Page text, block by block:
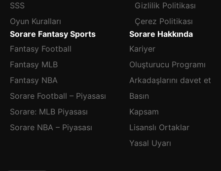
SSS
Oyun Kuralları
Gizlilik Politikası
Çerez Politikası
Sorare Fantasy Sports
Fantasy Football
Fantasy MLB
Fantasy NBA
Sorare Football – Piyasası
Sorare: MLB Piyasası
Sorare NBA – Piyasası
Sorare Hakkında
Kariyer
Oluşturucu Programı
Arkadaşlarını davet et
Basın
Kapsam
Lisanslı Ortaklar
Yasal Uyarı